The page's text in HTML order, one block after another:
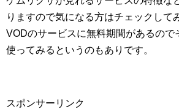
りますので気になる方はチェックして
VODのサービスに無料期間があるので
使ってみるというのもありです。
スポンサーリンク